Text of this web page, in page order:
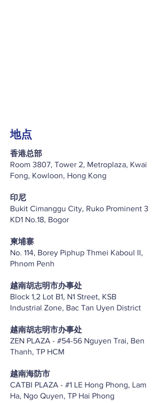
地点
香港总部
Room 3807, Tower 2, Metroplaza, Kwai
Fong, Kowloon, Hong Kong
印尼
Bukit Cimanggu City, Ruko Prominent 3
KD1 No.18, Bogor
柬埔寨
No. 114, Borey Piphup Thmei Kaboul II,
Phnom Penh
越南胡志明市办事处
Block 1,2 Lot B1, N1 Street, KSB
Industrial Zone, Bac Tan Uyen District
越南胡志明市办事处
ZEN PLAZA - #54-56 Nguyen Trai, Ben
Thanh, TP HCM
越南海防市
CATBI PLAZA - #1 LE Hong Phong, Lam
Ha, Ngo Quyen, TP Hai Phong